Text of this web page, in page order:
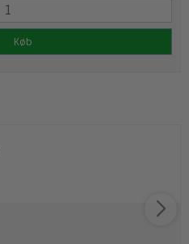
Køb